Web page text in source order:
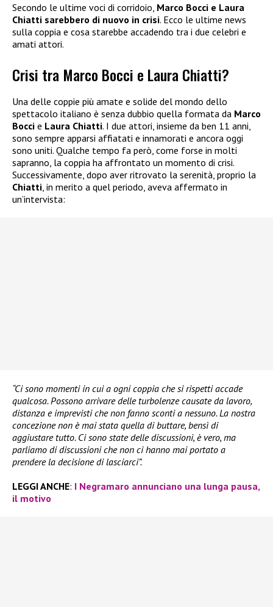
Secondo le ultime voci di corridoio, Marco Bocci e Laura
Chiatti sarebbero di nuovo in crisi. Ecco le ultime news
sulla coppia e cosa starebbe accadendo tra i due celebri e
amati attori.
Crisi tra Marco Bocci e Laura Chiatti?
Una delle coppie più amate e solide del mondo dello
spettacolo italiano è senza dubbio quella formata da Marco
Bocci e Laura Chiatti. I due attori, insieme da ben 11 anni,
sono sempre apparsi affiatati e innamorati e ancora oggi
sono uniti. Qualche tempo fa però, come forse in molti
sapranno, la coppia ha affrontato un momento di crisi.
Successivamente, dopo aver ritrovato la serenità, proprio la
Chiatti, in merito a quel periodo, aveva affermato in
un’intervista:
“Ci sono momenti in cui a ogni coppia che si rispetti accade
qualcosa. Possono arrivare delle turbolenze causate da lavoro,
distanza e imprevisti che non fanno sconti a nessuno. La nostra
concezione non è mai stata quella di buttare, bensì di
aggiustare tutto. Ci sono state delle discussioni, è vero, ma
parliamo di discussioni che non ci hanno mai portato a
prendere la decisione di lasciarci”.
LEGGI ANCHE: I Negramaro annunciano una lunga pausa,
il motivo